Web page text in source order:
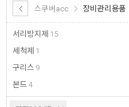
스쿠버acc 장비관리용품
서리방지제 15
세척제 1
구리스 9
본드 4